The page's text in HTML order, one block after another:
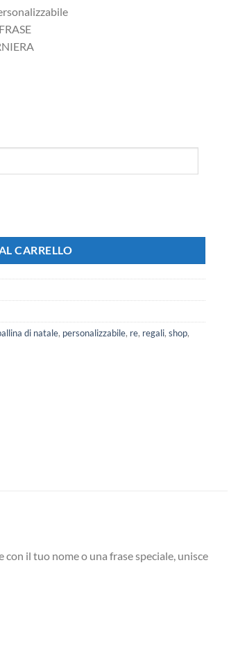
CARRELLO
di natale, personalizzabile, re, regali,shop,
il tuo nome o una frase speciale, unisce